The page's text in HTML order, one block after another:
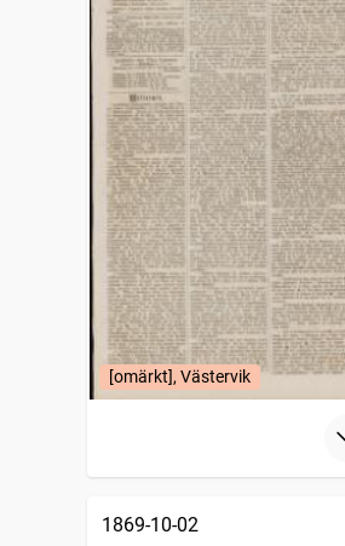
[omärkt], Västervik
1869-10-02